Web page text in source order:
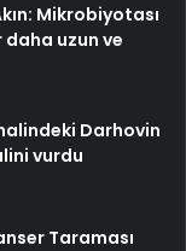
Mikrobiyotası
daha uzun ve
Darhovin
vurdu
Taraması